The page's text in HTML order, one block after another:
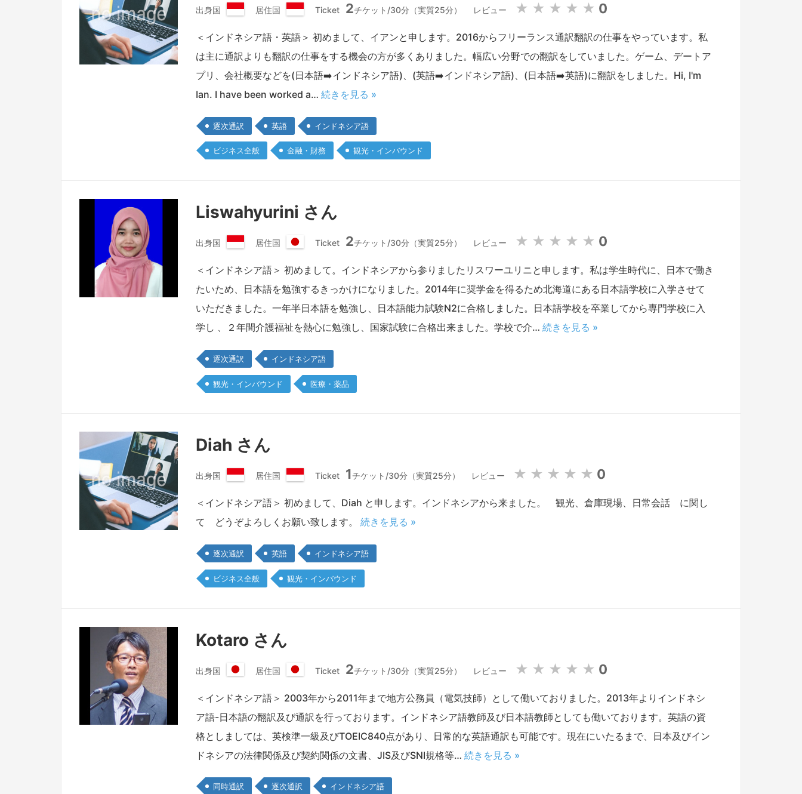
出身国
イ
ン
ド
ネ
シ
共
和
国
居住国
イ
ン
ネ
シ
ア
共
和
国
Ticket 2チケット/30分（実質25分） レビュー ★ ★ ★ ★ ★ 0
＜インドネシア語・英語＞ 初めまして、イアンと申します。2016からフリーランス通訳翻訳の仕事をやっています。私
は主に通訳よりも翻訳の仕事をする機会の方が多くありました。幅広い分野での翻訳をしていました。ゲーム、デートア
プリ、会社概要などを(日本語➡️インドネシア語)、(英語➡️インドネシア語)、(日本語➡️英語)に翻訳をしました。Hi, I'm
Ian. I have been worked a… 続きを見る »
逐次通訳 英語 インドネシア語
ビジネス全般 金融・財務 観光・インバウンド
Liswahyurini さん
出身国
イ
ン
ネ
シ
ア
共
和
国
居住国
日
本
国
Ticket 2チケット/30分（実質25分） レビュー ★ ★ ★ ★ ★ 0
＜インドネシア語＞ 初めまして。インドネシアから参りましたリスワーユリニと申します。私は学生時代に、日本で働き
たいため、日本語を勉強するきっかけになりました。2014年に奨学金を得るため北海道にある日本語学校に入学させて
いただきました。一年半日本語を勉強し、日本語能力試験N2に合格しました。日本語学校を卒業してから専門学校に入
学し 、２年間介護福祉を熱心に勉強し、国家試験に合格出来ました。学校で介… 続きを見る »
逐次通訳 インドネシア語
観光・インバウンド 医療・薬品
Diah さん
出身国
ン
ネ
ア
共
和
居住国
ン
ド
ネ
ア
共
和
Ticket 1チケット/30分（実質25分） レビュー ★ ★ ★ ★ ★ 0
＜インドネシア語＞ 初めまして、Diah と申します。インドネシアから来ました。 観光、倉庫現場、日常会話 に関し
て どうぞよろしくお願い致します。 続きを見る »
逐次通訳 英語 インドネシア語
ビジネス全般 観光・インバウンド
Kotaro さん
出身国
本
国
居住国
本
国
Ticket 2チケット/30分（実質25分） レビュー ★ ★ ★ ★ ★ 0
＜インドネシア語＞ 2003年から2011年まで地方公務員（電気技師）として働いておりました。2013年よりインドネシ
ア語-日本語の翻訳及び通訳を行っております。インドネシア語教師及び日本語教師としても働いております。英語の資
格としましては、英検準一級及びTOEIC840点があり、日常的な英語通訳も可能です。現在にいたるまで、日本及びイン
ドネシアの法律関係及び契約関係の文書、JIS及びSNI規格等… 続きを見る »
同時通訳 逐次通訳 インドネシア語